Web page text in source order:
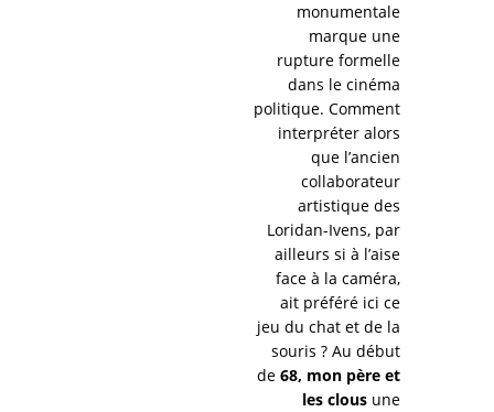
monumentale
marque une
rupture formelle
dans le cinéma
politique. Comment
interpréter alors
que l’ancien
collaborateur
artistique des
Loridan-Ivens, par
ailleurs si à l’aise
face à la caméra,
ait préféré ici ce
jeu du chat et de la
souris ? Au début
de 68, mon père et
les clous une